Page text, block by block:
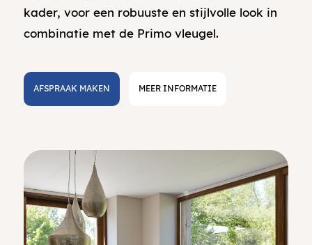
kader, voor een robuuste en stijlvolle look in
combinatie met de Primo vleugel.
AFSPRAAK MAKEN MEER INFORMATIE